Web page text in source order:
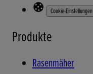
Cookie-Einstellungen
Produkte
Rasenmäher